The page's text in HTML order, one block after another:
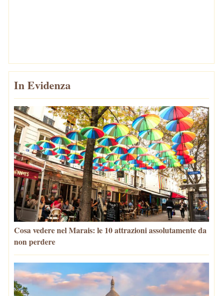
In Evidenza
Cosa vedere nel Marais: le 10 attrazioni assolutamente da
non perdere